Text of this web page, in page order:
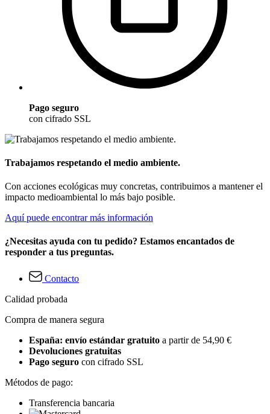
Pago seguro
con cifrado SSL
Trabajamos respetando el medio ambiente.
Con acciones ecológicas muy concretas, contribuimos a mantener el
impacto medioambiental lo más bajo posible.
Aquí puede encontrar más información
¿Necesitas ayuda con tu pedido? Estamos encantados de
responder a tus preguntas.
Contacto
Calidad probada
Compra de manera segura
España: envío estándar gratuito a partir de 54,90 €
Devoluciones gratuitas
Pago seguro con cifrado SSL
Métodos de pago:
Transferencia bancaria